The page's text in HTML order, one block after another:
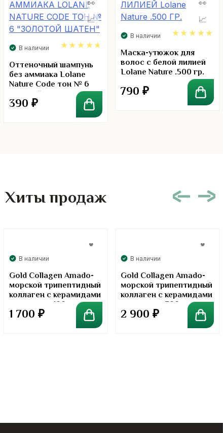
В наличии
4.67
Оттеночный шампунь
без аммиака Lolane
Nature Code тон № 6
золотой шатен
390 ₽
В наличии
5.00
Маска-утюжок для
волос с белой лилией
Lolane Nature .500 гр.
790 ₽
Хиты продаж
В наличии
Gold Collagen Amado-
морской трипептидный
коллаген с керамидами
в порошке. 100 грамм
1 700 ₽
В наличии
Gold Collagen Amado-
морской трипептидный
коллаген с керамидами
в порошке. 300 грамм
2 900 ₽